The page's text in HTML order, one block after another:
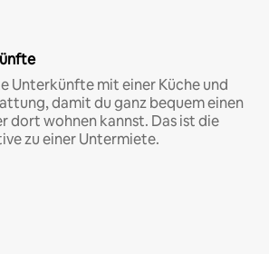
Unterkünfte mit einer Küche und
damit du ganz bequem einen
dort wohnen kannst. Das ist die
zu einer Untermiete.